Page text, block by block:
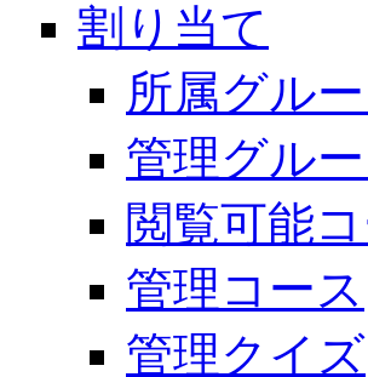
割り当て
所属グル
管理グル
閲覧可能
管理コース
管理クイズ